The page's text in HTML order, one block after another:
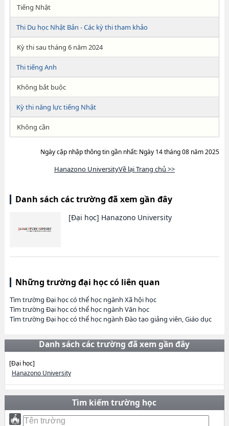
Tiếng Nhật
Thi Du học Nhật Bản - Các kỳ thi tham khảo
Kỳ thi sau tháng 6 năm 2024
Thi tiếng Anh
Không bắt buộc
Kỳ thi năng lực tiếng Nhật
Không cần
Ngày cập nhập thông tin gần nhất: Ngày 14 tháng 08 năm 2025
Hanazono UniversityVề lại Trang chủ >>
Danh sách các trường đã xem gần đây
[Đại học] Hanazono University
Những trường đại học có liên quan
Tìm trường Đại học có thể học ngành Xã hội học
Tìm trường Đại học có thể học ngành Văn học
Tìm trường Đại học có thể học ngành Đào tạo giảng viên, Giáo dục
Danh sách các trường đã xem gần đây
[Đại học]
Hanazono University
Tìm kiếm trường học